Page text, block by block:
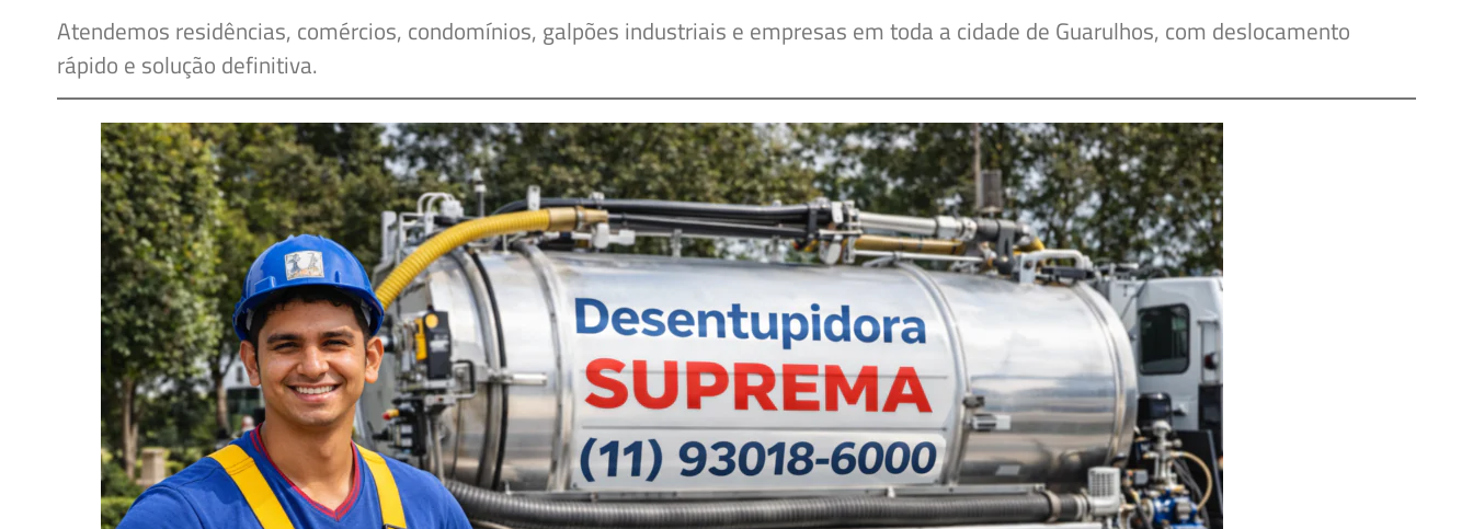
Atendemos residências, comércios, condomínios, galpões industriais e empresas em toda a cidade de Guarulhos, com deslocamento
rápido e solução definitiva.